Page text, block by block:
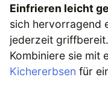
Einfrieren leicht
sich hervorragend
jederzeit griffbereit.
Kombiniere sie mit
Kichererbsen für